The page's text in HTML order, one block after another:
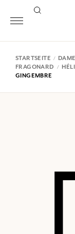
STARTSEITE
FRAGONARD
GINGEMBRE